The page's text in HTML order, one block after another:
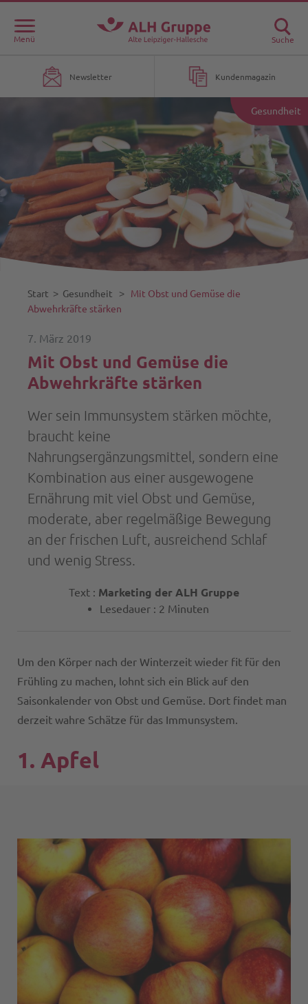
Menü Suche
Newsletter Kundenmagazin
Gesundheit
Start ˃ Gesundheit ˃ Mit Obst und Gemüse die
Abwehrkräfte stärken
7. März 2019
Mit Obst und Gemüse die
Abwehrkräfte stärken
Wer sein Immunsystem stärken möchte,
braucht keine
Nahrungsergänzungsmittel, sondern eine
Kombination aus einer ausgewogene
Ernährung mit viel Obst und Gemüse,
moderate, aber regelmäßige Bewegung
an der frischen Luft, ausreichend Schlaf
und wenig Stress.
Text : Marketing der ALH Gruppe
Lesedauer : 2 Minuten
Um den Körper nach der Winterzeit wieder fit für den
Frühling zu machen, lohnt sich ein Blick auf den
Saisonkalender von Obst und Gemüse. Dort findet man
derzeit wahre Schätze für das Immunsystem.
1. Apfel